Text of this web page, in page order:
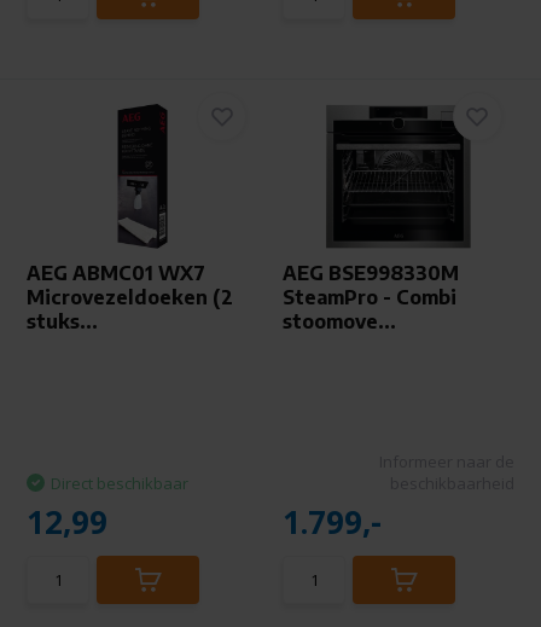
AEG ABMC01 WX7
Microvezeldoeken (2
stuks...
Direct beschikbaar
12,99
AEG BSE998330M
SteamPro - Combi
stoomove...
1.799,-